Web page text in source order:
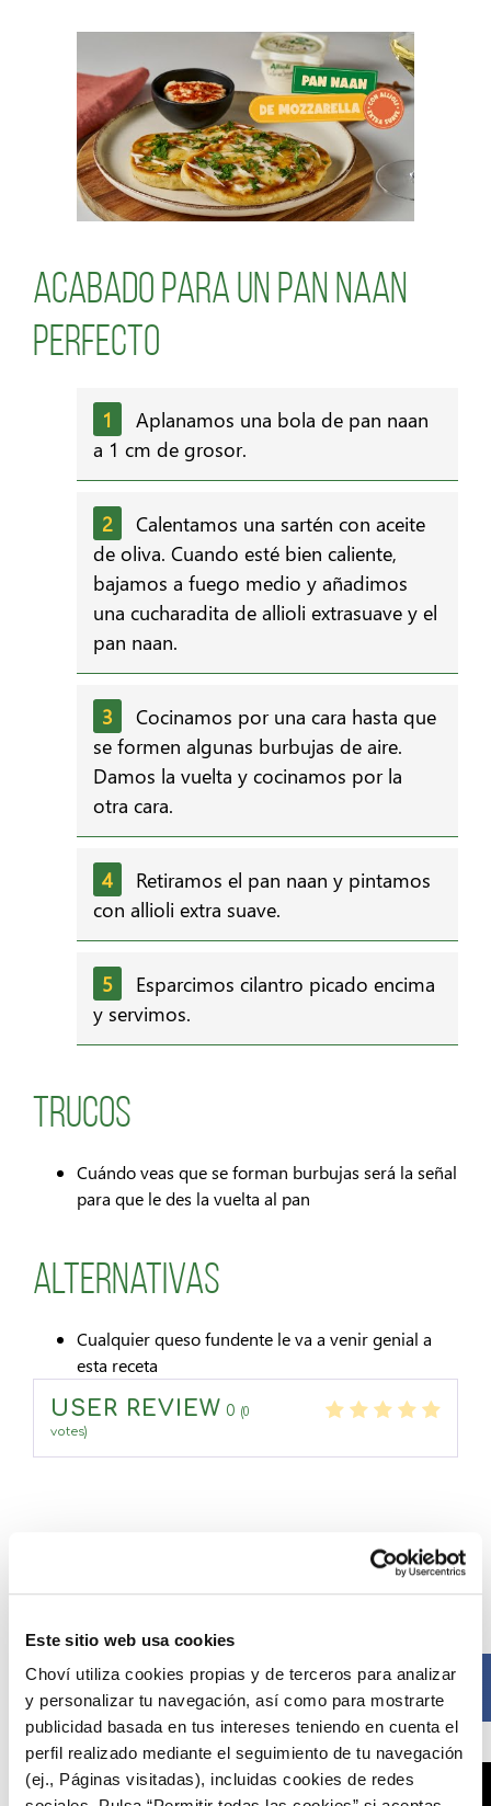
Este sitio web usa cookies
Choví utiliza cookies propias y de terceros para analizar
y personalizar tu navegación, así como para mostrarte
publicidad basada en tus intereses teniendo en cuenta el
perfil realizado mediante el seguimiento de tu navegación
(ej., Páginas visitadas), incluidas cookies de redes
Acabado para un Pan Naan
perfecto
Aplanamos una bola de pan naan
a 1 cm de grosor.
Calentamos una sartén con aceite
de oliva. Cuando esté bien caliente,
bajamos a fuego medio y añadimos
una cucharadita de allioli extrasuave y el
pan naan.
Cocinamos por una cara hasta que
se formen algunas burbujas de aire.
Damos la vuelta y cocinamos por la
otra cara.
Retiramos el pan naan y pintamos
con allioli extra suave.
Esparcimos cilantro picado encima
y servimos.
Trucos
Cuándo veas que se forman burbujas será la señal
para que le des la vuelta al pan
Alternativas
Cualquier queso fundente le va a venir genial a
esta receta
USER REVIEW 0 (0
votes)
Compártelo ahora
Facebook